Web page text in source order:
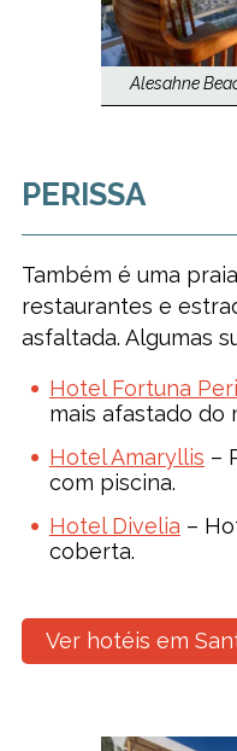
Alesahne
PERISSA
Também é uma
restaurantes e
asfaltada. Algumas
Hotel Fortuna
mais afastado do
Hotel Amaryllis –
com piscina.
Hotel Divelia –
coberta.
Ver hotéis em